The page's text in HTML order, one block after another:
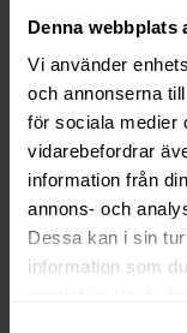
Denna webbplats
Vi använder
och annonserna
för sociala medier
vidarebefordrar
information från
annons- och
Dessa kan i sin
information som
Original
ORN-9906